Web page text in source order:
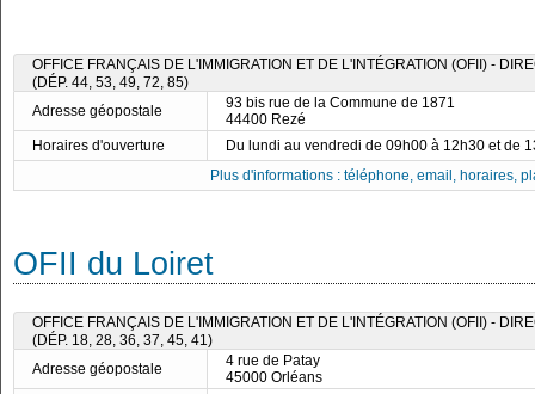
OFFICE FRANÇAIS DE L'IMMIGRATION ET DE L'INTÉGRATION (OFII) -
(DÉP. 44, 53, 49, 72, 85)
Adresse géopostale
93 bis rue de la Commune de 1871
44400 Rezé
Horaires d'ouverture
Du lundi au vendredi de 09h00 à 12h30 et de
Plus d'informations : téléphone, email, horaires,
OFII du Loiret
OFFICE FRANÇAIS DE L'IMMIGRATION ET DE L'INTÉGRATION (OFII) -
(DÉP. 18, 28, 36, 37, 45, 41)
Adresse géopostale
4 rue de Patay
45000 Orléans